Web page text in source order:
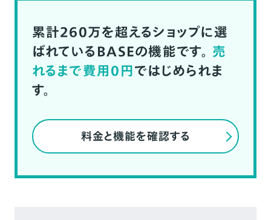
累計260万を超えるショップに選
ばれているBASEの機能です。 売
れるまで費用0円ではじめられま
す。
料金と機能を確認する